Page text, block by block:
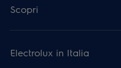
Scopri
Electrolux in Italia